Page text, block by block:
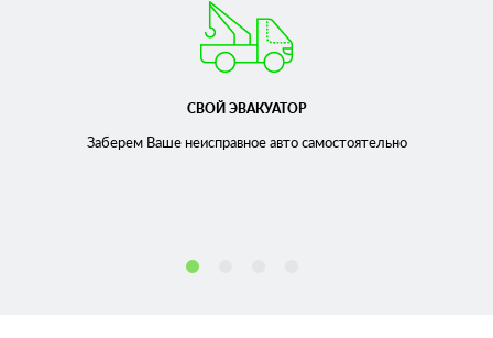
СВОЙ ЭВАКУАТОР
Заберем Ваше неисправноеавто самостоятельно